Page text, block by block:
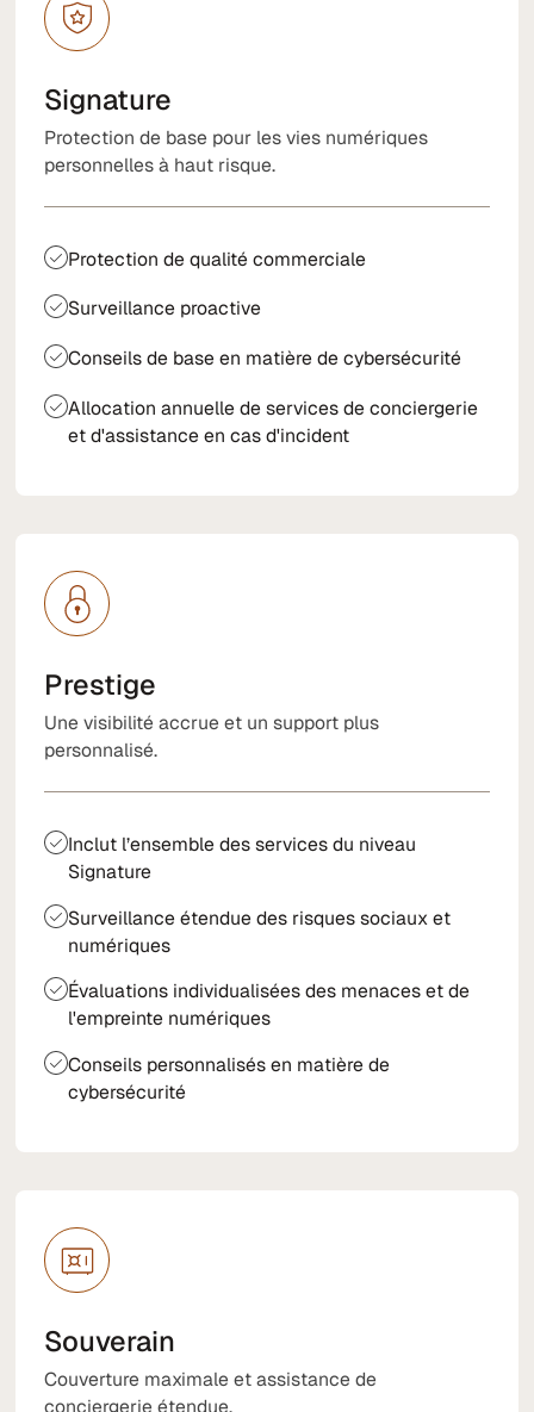
Signature
Protection de base pour les vies numériques
personnelles à haut risque.
Protection de qualité commerciale
Surveillance proactive
Conseils de base en matière de cybersécurité
Allocation annuelle de services de conciergerie
et d'assistance en cas d'incident
Prestige
Une visibilité accrue et un support plus
personnalisé.
Inclut l’ensemble des services du niveau
Signature
Surveillance étendue des risques sociaux et
numériques
Évaluations individualisées des menaces et de
l'empreinte numériques
Conseils personnalisés en matière de
cybersécurité
Souverain
Couverture maximale et assistance de
conciergerie étendue.